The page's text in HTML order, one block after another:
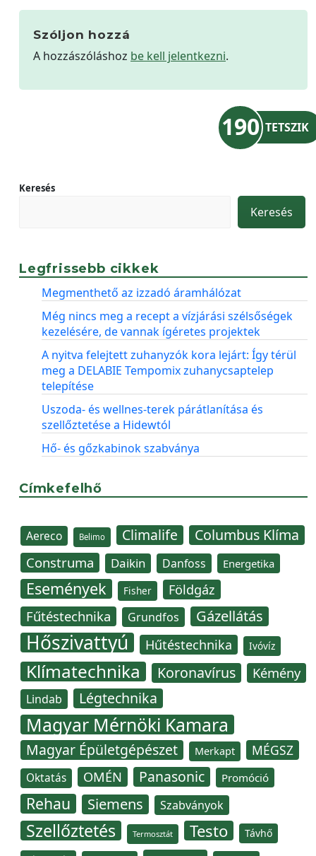
Szóljon hozzá
A hozzászóláshoz be kell jelentkezni.
190 TETSZIK
Keresés
Keresés
Legfrissebb cikkek
Megmenthető az izzadó áramhálózat
Még nincs meg a recept a vízjárási szélsőségek
kezelésére, de vannak ígéretes projektek
A nyitva felejtett zuhanyzók kora lejárt: Így térül
meg a DELABIE Tempomix zuhanycsaptelep
telepítése
Uszoda- és wellnes-terek párátlanítása és
szellőztetése a Hidewtól
Hő- és gőzkabinok szabványa
Címkefelhő
Aereco Belimo Climalife Columbus Klíma
Construma Daikin Danfoss Energetika
Események Fisher Földgáz
Fűtéstechnika Grundfos Gázellátás
Hőszivattyú Hűtéstechnika Ivóvíz
Klímatechnika Koronavírus Kémény
Lindab Légtechnika
Magyar Mérnöki Kamara
Magyar Épületgépészet Merkapt MÉGSZ
Oktatás OMÉN Panasonic Promóció
Rehau Siemens Szabványok
Szellőztetés Termosztát Testo Távhő